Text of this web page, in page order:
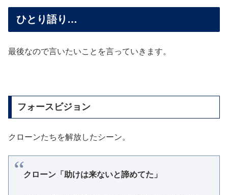
ひとり語り…
最後なので言いたいことを言っていきます。
フォースビジョン
クローンたちを解放したシーン。
クローン「助けは来ないと諦めてた」